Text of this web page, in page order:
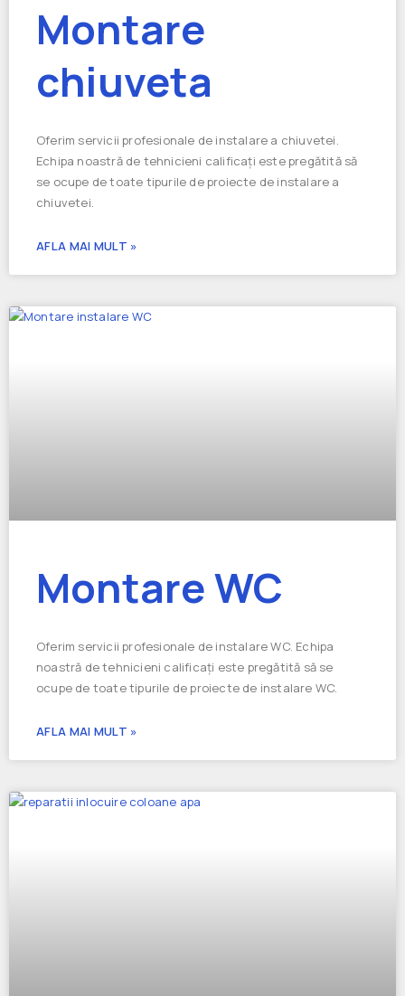
Montare
chiuveta
Oferim servicii profesionale de instalare a chiuvetei.
Echipa noastră de tehnicieni calificați este pregătită să
se ocupe de toate tipurile de proiecte de instalare a
chiuvetei.
AFLA MAI MULT »
Montare WC
Oferim servicii profesionale de instalare WC. Echipa
noastră de tehnicieni calificați este pregătită să se
ocupe de toate tipurile de proiecte de instalare WC.
AFLA MAI MULT »